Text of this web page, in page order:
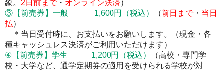
象。 2 日前まで・ オンライン決済）
③ 【前売券】 一般 1,600円 （税込） （前日まで・ 当日
払）
＊当日受付時に、お支払いをお願いします。
（現金・各
種キャッシュレス決済がご利用いただけます）
④ 【前売券】 学生 1,200円 （税込）
（高校・専門学
校・大学など、通学定期券の適用を受けられる学校が対